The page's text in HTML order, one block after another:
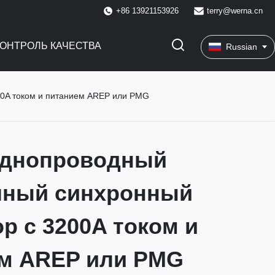
+86 13921153926 terry@werna.cn
КАЧЕСТВА Russian
током и питанием AREP или PMG
синхронный
с 3200A током и
AREP или PMG